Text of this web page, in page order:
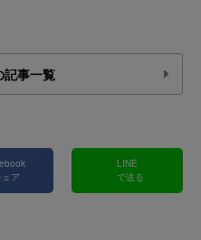
記事一覧
ア
LINE
で送る